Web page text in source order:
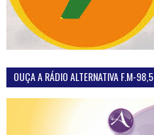
OUÇA A RÁDIO ALTERNATIVA F.M-98,5